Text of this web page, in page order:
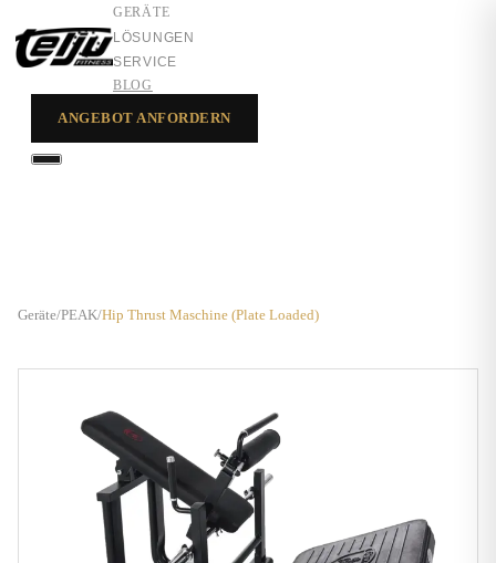
GERÄTE
LÖSUNGEN
SERVICE
BLOG
ANGEBOT ANFORDERN
Geräte/PEAK/Hip Thrust Maschine (Plate Loaded)